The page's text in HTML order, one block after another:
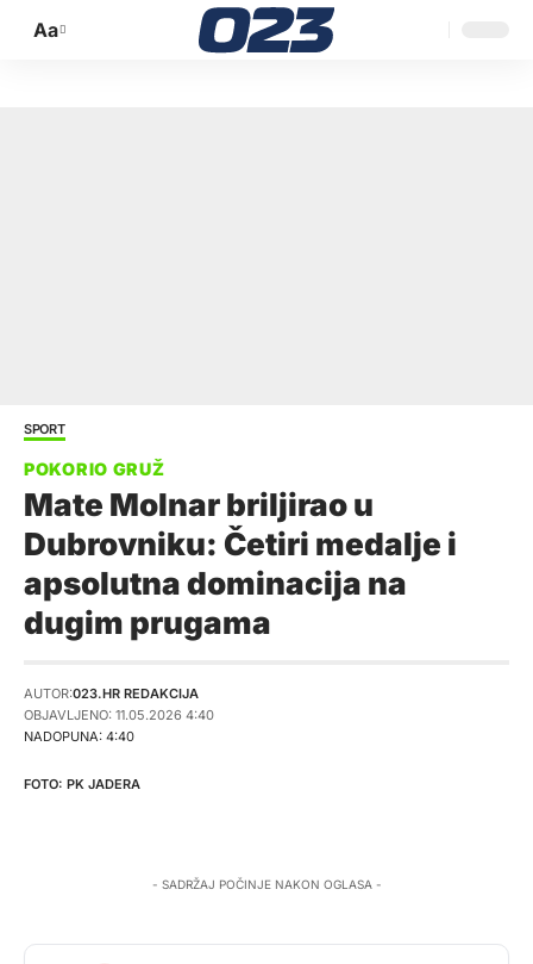
Promijeni
Aa
SPORT
Mate Molnar briljirao u
Dubrovniku: Četiri medalje i
apsolutna dominacija na
dugim prugama
NADOPUNA: 4:40
AUTOR:023.HR REDAKCIJA
OBJAVLJENO: 11.05.2026 4:40
PK JADERA
- SADRŽAJ POČINJE NAKON OGLASA -